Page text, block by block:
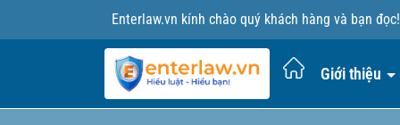
Enterlaw.vn kính chào quý khách hàng và bạn đọc!
Giới thiệu